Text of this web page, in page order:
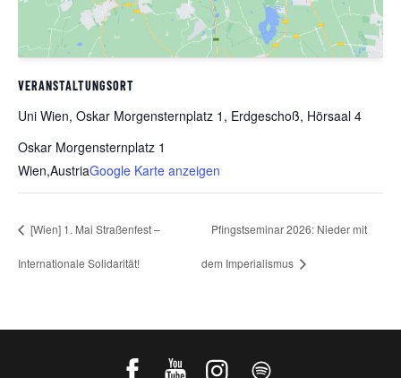
VERANSTALTUNGSORT
Uni Wien, Oskar Morgensternplatz 1, Erdgeschoß, Hörsaal 4
Oskar Morgensternplatz 1
Wien,AustriaGoogle Karte anzeigen
[Wien] 1. Mai Straßenfest –
Internationale Solidarität!
Pfingstseminar 2026: Nieder mit
dem Imperialismus